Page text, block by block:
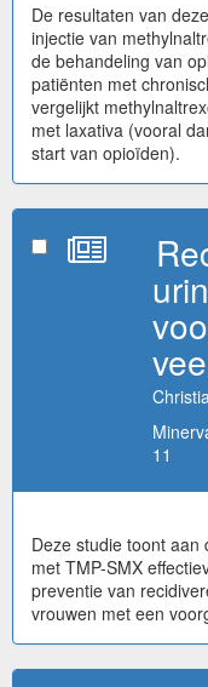
De resultaten van
injectie van
de behandeling van
patiënten met
vergelijkt
met laxativa (vooral
start van opioïden).
11
Deze studie toont aan
met TMP-SMX
preventie van
vrouwen met een